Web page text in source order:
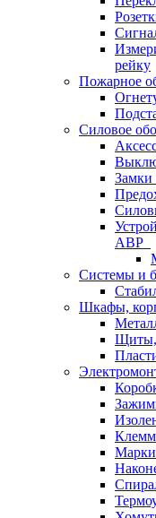
рейку
Пожарное
Силовое
Замки
АВР
Системы и
Шкафы,
Щиты,